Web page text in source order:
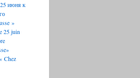
июня к
»
25 juin
Chez